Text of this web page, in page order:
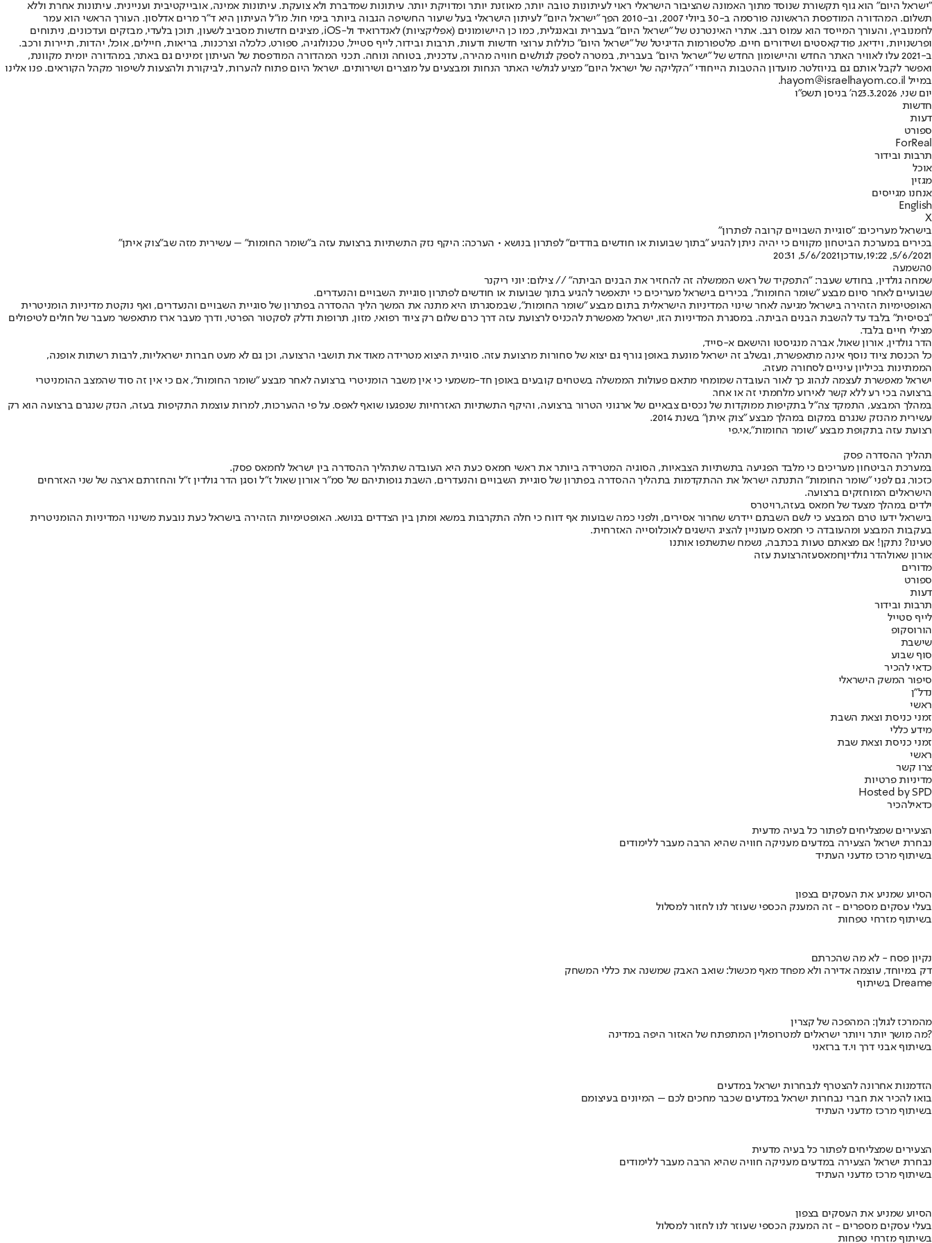
"ישראל היום" הוא גוף תקשורת שנוסד מתוך האמונה שהציבור הישראלי ראוי לעיתונות טובה יותר, מאוזנת יותר ומדויקת יותר. עיתונות שמדברת ולא צועקת. עיתונות אמינה, אובייקטיבית ועניינית. עיתונות אחרת וללא
תשלום. המהדורה המודפסת הראשונה פורסמה ב-30 ביולי 2007, וב-2010 הפך "ישראל היום" לעיתון הישראלי בעל שיעור החשיפה הגבוה ביותר בימי חול. מו"ל העיתון היא ד"ר מרים אדלסון. העורך הראשי הוא עמר
לחמנוביץ, והעורך המייסד הוא עמוס רגב. אתרי האינטרנט של "ישראל היום" בעברית ובאנגלית, כמו כן היישומונים (אפליקציות) לאנדרואיד ול-iOS, מציגים חדשות מסביב לשעון, תוכן בלעדי, מבזקים ועדכונים, ניתוחים
ופרשנויות, וידיאו, פודקאסטים ושידורים חיים. פלטפורמות הדיגיטל של "ישראל היום" כוללות ערוצי חדשות ודעות, תרבות ובידור, לייף סטייל, טכנולוגיה, ספורט, כלכלה וצרכנות, בריאות, חיילים, אוכל, יהדות, תיירות ורכב.
ב-2021 עלו לאוויר האתר החדש והיישומון החדש של "ישראל היום" בעברית, במטרה לספק לגולשים חוויה מהירה, עדכנית, בטוחה ונוחה. תכני המהדורה המודפסת של העיתון זמינים גם באתר, במהדורה יומית מקוונת,
ואפשר לקבל אותם גם בניוזלטר. מועדון ההטבות הייחודי "הקליקה של ישראל היום" מציע לגולשי האתר הנחות ומבצעים על מוצרים ושירותים. ישראל היום פתוח להערות, לביקורת ולהצעות לשיפור מקהל הקוראים. פנו אלינו
במייל hayom@israelhayom.co.il.
יום שני, 23.3.2026
ה' בניסן תשפ"ו
חדשות
דעות
ספורט
ForReal
תרבות ובידור
אוכל
מגזין
אנחנו מגייסים
English
X
בישראל מעריכים: "סוגיית השבויים קרובה לפתרון"
בכירים במערכת הביטחון מקווים כי יהיה ניתן להגיע "בתוך שבועות או חודשים בודדים" לפתרון בנושא • הערכה: היקף נזק התשתיות ברצועת עזה ב"שומר החומות" – עשירית מזה שב"צוק איתן"
5/6/2021, 19:22
,עודכן5/6/2021, 20:31
0השמעה
שמחה גולדין, בחודש שעבר: "התפקיד של ראש הממשלה זה להחזיר את הבנים הביתה" // צילום: יוני ריקנר
שבועיים לאחר סיום מבצע "שומר החומות", בכירים בישראל מעריכים כי יתאפשר להגיע בתוך שבועות או חודשים לפתרון סוגיית השבויים והנעדרים.
האופטימיות הזהירה בישראל מגיעה לאחר שינוי המדיניות הישראלית בתום מבצע "שומר החומות", שבמסגרתו היא מתנה את המשך הליך ההסדרה בפתרון של סוגיית השבויים והנעדרים, ואף נוקטת מדיניות הומניטרית
"בסיסית" בלבד עד להשבת הבנים הביתה. במסגרת המדיניות הזו, ישראל מאפשרת להכניס לרצועת עזה דרך כרם שלום רק ציוד רפואי, מזון, תרופות ודלק לסקטור הפרטי, ודרך מעבר ארז מתאפשר מעבר של חולים לטיפולים
מצילי חיים בלבד.
הדר גולדין, אורון שאול, אברה מנגיסטו והישאם א-סייד,
כל הכנסת ציוד נוסף אינה מתאפשרת, ובשלב זה ישראל מונעת באופן גורף גם יצוא של סחורות מרצועת עזה. סוגיית היצוא מטרידה מאוד את תושבי הרצועה, וכן גם לא מעט חברות ישראליות, לרבות רשתות אופנה,
הממתינות בכיליון עיניים לסחורה מעזה.
ישראל מאפשרת לעצמה לנהוג כך לאור העובדה שמומחי מתאם פעולות הממשלה בשטחים קובעים באופן חד-משמעי כי אין משבר הומניטרי ברצועה לאחר מבצע "שומר החומות", אם כי אין זה סוד שהמצב ההומניטרי
ברצועה בכי רע ללא קשר לאירוע מלחמתי זה או אחר.
במהלך המבצע, התמקד צה"ל בתקיפות ממוקדות של נכסים צבאיים של ארגוני הטרור ברצועה, והיקף התשתיות האזרחיות שנפגעו שואף לאפס. על פי ההערכות, למרות עוצמת התקיפות בעזה, הנזק שנגרם ברצועה הוא רק
עשירית מהנזק שנגרם במקום במהלך מבצע "צוק איתן" בשנת 2014.
רצועת עזה בתקופת מבצע "שומר החומות",אי.פי
תהליך ההסדרה פסק
במערכת הביטחון מעריכים כי מלבד הפגיעה בתשתיות הצבאיות, הסוגיה המטרידה ביותר את ראשי חמאס כעת היא העובדה שתהליך ההסדרה בין ישראל לחמאס פסק.
כזכור, גם לפני "שומר החומות" התנתה ישראל את ההתקדמות בתהליך ההסדרה בפתרון של סוגיית השבויים והנעדרים, השבת גופותיהם של סמ"ר אורון שאול ז"ל וסגן הדר גולדין ז"ל והחזרתם ארצה של שני האזרחים
הישראלים המוחזקים ברצועה.
ילדים במהלך מצעד של חמאס בעזה,רויטרס
בישראל ידעו טרם המבצע כי לשם השבתם יידרש שחרור אסירים, ולפני כמה שבועות אף דווח כי חלה התקרבות במשא ומתן בין הצדדים בנושא. האופטימיות הזהירה בישראל כעת נובעת משינוי המדיניות ההומניטרית
בעקבות המבצע ומהעובדה כי חמאס מעוניין להציג הישגים לאוכלוסייה האזרחית.
טעינו? נתקן! אם מצאתם טעות בכתבה, נשמח שתשתפו אותנו
אורון שאולהדר גולדיןחמאסעזהרצועת עזה
מדורים
ספורט
דעות
תרבות ובידור
לייף סטייל
הורוסקופ
שישבת
סוף שבוע
כדאי להכיר
סיפור המשק הישראלי
נדל"ן
ראשי
זמני כניסת וצאת השבת
מידע כללי
זמני כניסת וצאת שבת
ראשי
צרו קשר
מדיניות פרטיות
Hosted by SPD
כדאילהכיר
הצעירים שמצליחים לפתור כל בעיה מדעית
נבחרת ישראל הצעירה במדעים מעניקה חוויה שהיא הרבה מעבר ללימודים
בשיתוף מרכז מדעני העתיד
הסיוע שמניע את העסקים בצפון
בעלי עסקים מספרים - זה המענק הכספי שעוזר לנו לחזור למסלול
בשיתוף מזרחי טפחות
נקיון פסח - לא מה שהכרתם
דק במיוחד, עוצמה אדירה ולא מפחד מאף מכשול: שואב האבק שמשנה את כללי המשחק
בשיתוף Dreame
מהמרכז לגולן: המהפכה של קצרין
מה מושך יותר ויותר ישראלים למטרופולין המתפתח של האזור היפה במדינה?
בשיתוף אבני דרך וי.ד ברזאני
הזדמנות אחרונה להצטרף לנבחרות ישראל במדעים
בואו להכיר את חברי נבחרות ישראל במדעים שכבר מחכים לכם – המיונים בעיצומם
בשיתוף מרכז מדעני העתיד
הצעירים שמצליחים לפתור כל בעיה מדעית
נבחרת ישראל הצעירה במדעים מעניקה חוויה שהיא הרבה מעבר ללימודים
בשיתוף מרכז מדעני העתיד
הסיוע שמניע את העסקים בצפון
בעלי עסקים מספרים - זה המענק הכספי שעוזר לנו לחזור למסלול
בשיתוף מזרחי טפחות